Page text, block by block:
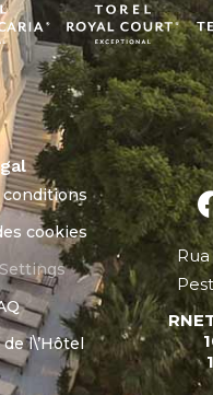
cookies
l\’Hôtel